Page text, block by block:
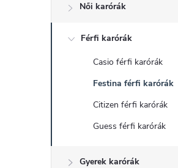
d
ó
Női karórák
Férfi karórák
Casio férfi karórák
Festina férfi karórák
Citizen férfi karórák
Guess férfi karórák
Gyerek karórák